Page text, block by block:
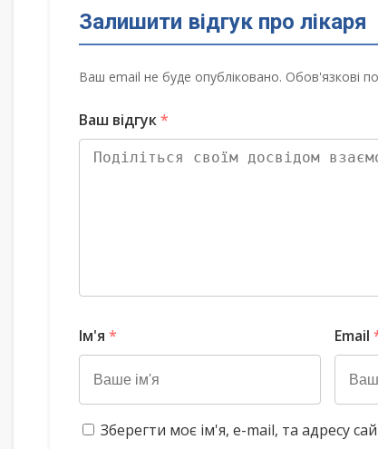
Залишити відгук про лікаря
Ваш email не буде опубліковано. Обов'язкові
Ваш відгук*
Ім'я * Email
Зберегти моє ім'я, e-mail, та адресу